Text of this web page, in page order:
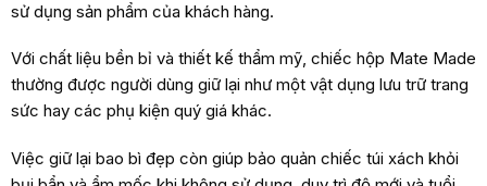
sử dụng sản phẩm của khách hàng.
Với chất liệu bền bỉ và thiết kế thẩm mỹ, chiếc hộp Mate Made
thường được người dùng giữ lại như một vật dụng lưu trữ trang
sức hay các phụ kiện quý giá khác.
Việc giữ lại bao bì đẹp còn giúp bảo quản chiếc túi xách khỏi